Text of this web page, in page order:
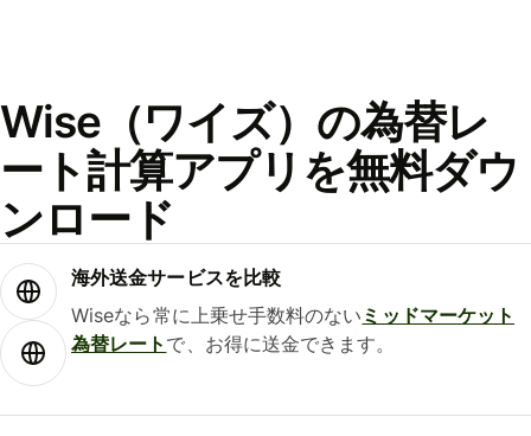
Wise（ワイズ）の為替レ
ート計算アプリを無料ダウ
ンロード
海外送金サービスを比較
Wiseなら常に上乗せ手数料のない ミッドマーケット
為替レート で、お得に送金できます。